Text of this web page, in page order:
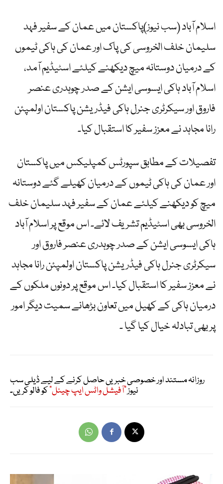
اسلام آباد (سب نیوز)پاکستان میں عمان کے سفیر فہد
سلیمان خلف الخروسی کی پاک اور عمان کی ہاکی ٹیموں
کے درمیان دوستانہ میچ دیکھنے کیلئے اسٹیڈیم آمد،
اسلام آباد ہاکی ایسوسی ایشن کے صدر چوہدری عنصر
فاروق اور سیکرٹری جنرل ہاکی فیڈریشن پاکستان اولمپئن
رانا مجاہد نے معزز سفیر کا استقبال کیا۔
تفصیلات کے مطابق سپورٹس کمپلیکس میں پاکستان
اور عمان کی ہاکی ٹیموں کے درمیان کھیلے گئے دوستانہ
میچ کو دیکھنے کیلئے عمان کے سفیر فہد سلیمان خلف
الخروسی بھی اسٹیڈیم تشریف لائے۔ اس موقع پر اسلام آباد
ہاکی ایسوسی ایشن کے صدر چوہدری عنصر فاروق اور
سیکرٹری جنرل ہاکی فیڈریشن پاکستان اولمپئن رانا مجاہد
نے معزز سفیر کا استقبال کیا۔ اس موقع پر دونوں ملکوں کے
درمیان ہاکی کے کھیل میں تعاون بڑھانے سمیت دیگر امور
پر بھی تبادلہ خیال کیا گیا ۔
روزانہ مستند اور خصوصی خبریں حاصل کرنے کے لیے ڈیلی سب
نیوز"آفیشل واٹس ایپ چینل"کو فالو کریں۔